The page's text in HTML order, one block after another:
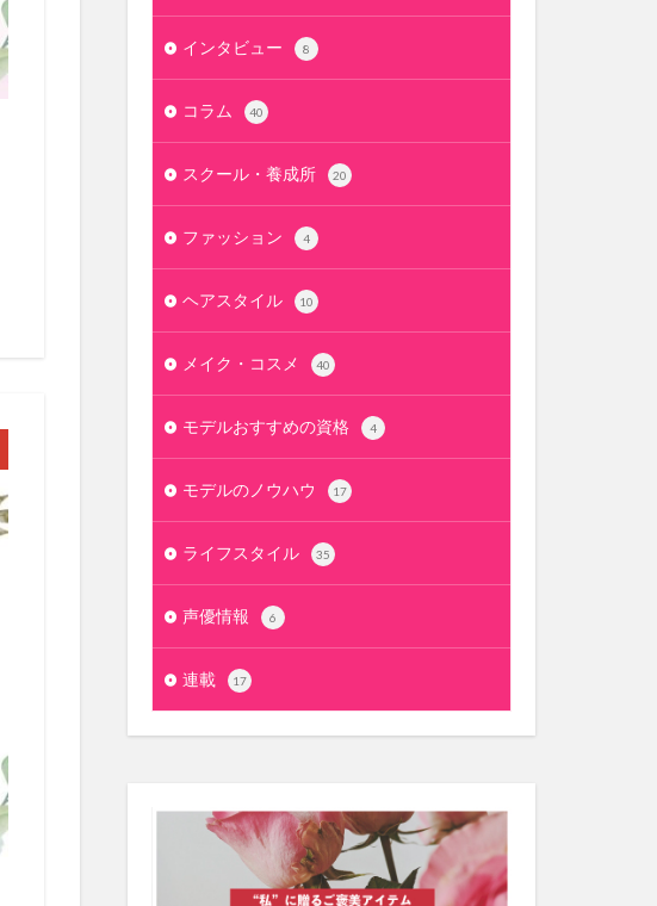
インタビュー 8
コラム 40
スクール・養成所 20
ファッション 4
ヘアスタイル 10
メイク・コスメ 40
モデルおすすめの資格 4
モデルのノウハウ 17
ライフスタイル 35
声優情報 6
連載 17